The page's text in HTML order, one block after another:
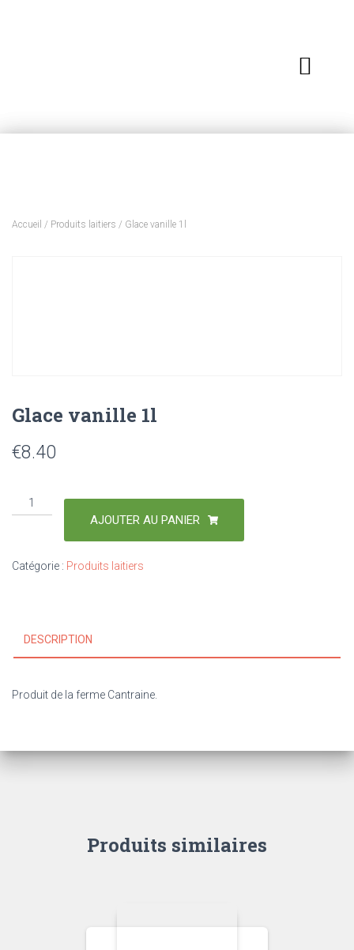
Accueil / Produits laitiers / Glace vanille 1l
Glace vanille 1l
€8.40
AJOUTER AU PANIER
Catégorie : Produits laitiers
DESCRIPTION
Produit de la ferme Cantraine.
Produits similaires